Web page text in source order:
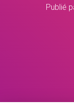
Publié